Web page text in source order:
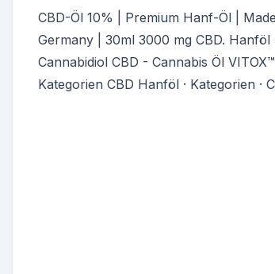
CBD-Öl 10% | Premium Hanf-Öl |
Germany | 30ml 3000 mg CBD. Hanföl
Cannabidiol CBD - Cannabis Öl VITOX™
Kategorien CBD Hanföl · Kategorien ·